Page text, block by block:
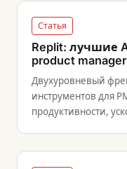
Статья
Replit: лучшие
product
Двухуровневый
инструментов для
продуктивности,